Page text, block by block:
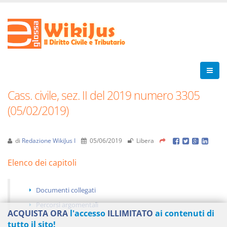
Cass. civile, sez. II del 2019 numero 3305
(05/02/2019)
di Redazione WikiJus I 05/06/2019 Libera
Elenco dei capitoli
Documenti collegati
Percorsi argomentali
ACQUISTA ORA l'accesso ILLIMITATO ai contenuti di
tutto il sito!